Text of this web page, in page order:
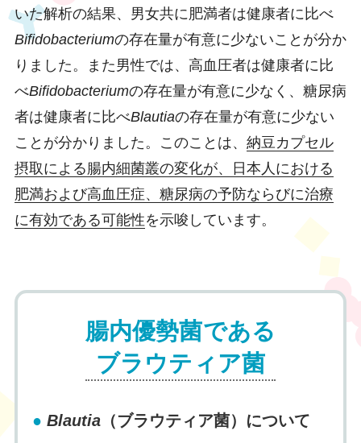
いた解析の結果、男女共に肥満者は健康者に比べ
Bifidobacteriumの存在量が有意に少ないことが分か
りました。また男性では、高血圧者は健康者に比
べBifidobacteriumの存在量が有意に少なく、糖尿病
者は健康者に比べBlautiaの存在量が有意に少ない
ことが分かりました。このことは、 納豆カプセル
摂取による腸内細菌叢の変化が、日本人における
肥満および高血圧症、糖尿病の予防ならびに治療
に有効である可能性を示唆しています。
腸内優勢菌である
ブラウティア菌
● Blautia（ブラウティア菌）について